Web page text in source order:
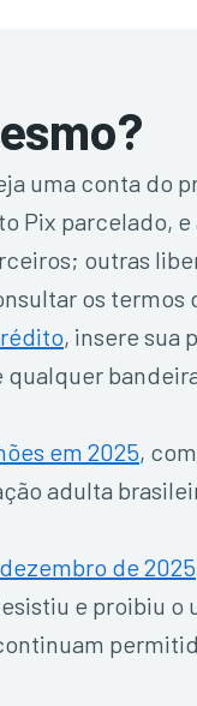
uma conta do
Pix parcelado, e
outras
os termos
, insere sua
em 2025,
adulta
de 2025
e proibiu o